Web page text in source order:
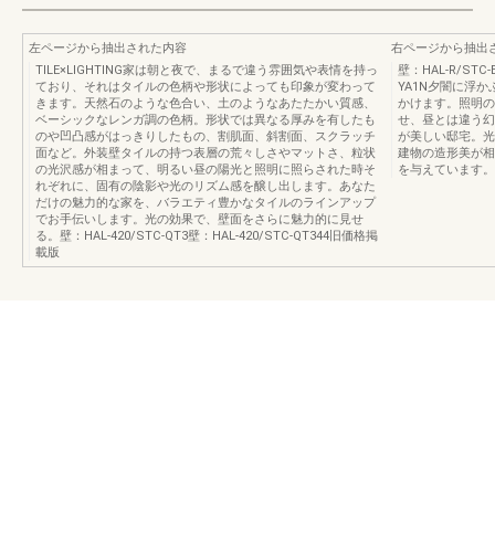
左ページから抽出された内容
TILE×LIGHTING家は朝と夜で、まるで違う雰囲気や表情を持っ
ており、それはタイルの色柄や形状によっても印象が変わって
きます。天然石のような色合い、土のようなあたたかい質感、
ベーシックなレンガ調の色柄。形状では異なる厚みを有したも
のや凹凸感がはっきりしたもの、割肌面、斜割面、スクラッチ
面など。外装壁タイルの持つ表層の荒々しさやマットさ、粒状
の光沢感が相まって、明るい昼の陽光と照明に照らされた時そ
れぞれに、固有の陰影や光のリズム感を醸し出します。あなた
だけの魅力的な家を、バラエティ豊かなタイルのラインアップ
でお手伝いします。光の効果で、壁面をさらに魅力的に見せ
る。壁：HAL‐420/STC‐QT3壁：HAL‐420/STC‐QT344旧価格掲
載版
右ページから抽出
壁：HAL‐R/
YA1N夕闇に浮か
かけます。照明
せ、昼とは違う
が美しい邸宅。
建物の造形美が
を与えています